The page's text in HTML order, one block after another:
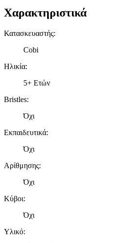
Χαρακτηριστικά
Κατασκευαστής:
Cobi
Ηλικία:
5+ Ετών
Bristles:
Όχι
Εκπαιδευτικά:
Όχι
Αρίθμησης:
Όχι
Κύβοι:
Όχι
Υλικό: